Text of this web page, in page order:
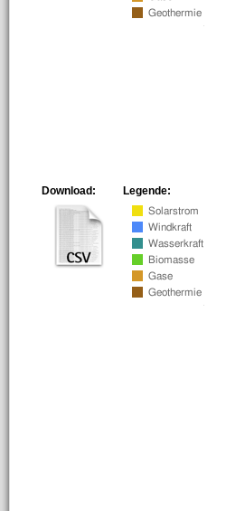
Legende:
Download: